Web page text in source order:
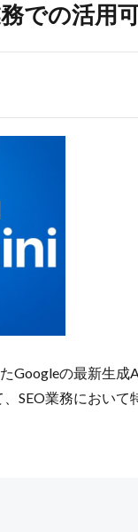
での活用
Googleの最新生成
SEO業務において